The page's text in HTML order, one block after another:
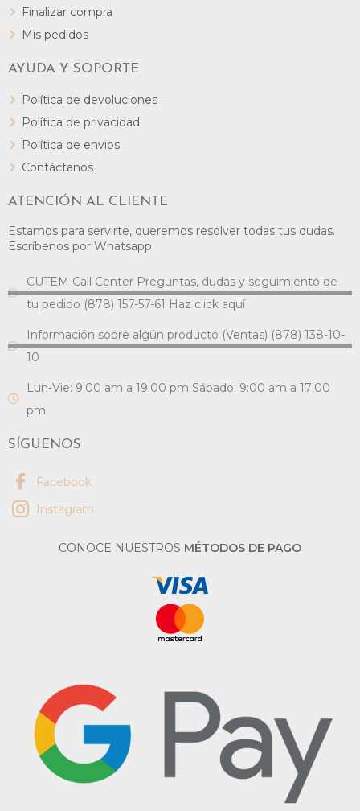
Finalizar compra
Mis pedidos
AYUDA Y SOPORTE
Política de devoluciones
Política de privacidad
Política de envios
Contáctanos
ATENCIÓN AL CLIENTE
Estamos para servirte, queremos resolver todas tus dudas.
Escríbenos por Whatsapp
CUTEM Call Center Preguntas, dudas y seguimiento de
tu pedido (878) 157-57-61 Haz click aquí
Información sobre algún producto (Ventas) (878) 138-10-
10
Lun-Vie: 9:00 am a 19:00 pm Sábado: 9:00 am a 17:00
pm
SÍGUENOS
Facebook
Instagram
CONOCE NUESTROS MÉTODOS DE PAGO